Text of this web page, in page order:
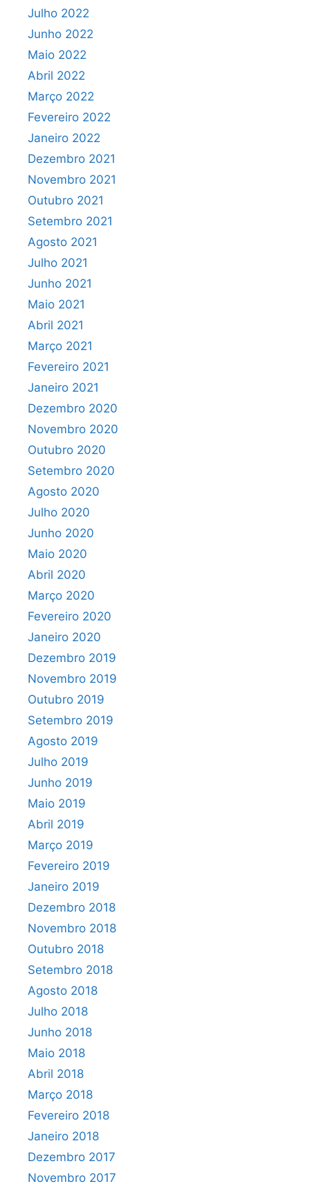
Julho 2022
Junho 2022
Maio 2022
Abril 2022
Março 2022
Fevereiro 2022
Janeiro 2022
Dezembro 2021
Novembro 2021
Outubro 2021
Setembro 2021
Agosto 2021
Julho 2021
Junho 2021
Maio 2021
Abril 2021
Março 2021
Fevereiro 2021
Janeiro 2021
Dezembro 2020
Novembro 2020
Outubro 2020
Setembro 2020
Agosto 2020
Julho 2020
Junho 2020
Maio 2020
Abril 2020
Março 2020
Fevereiro 2020
Janeiro 2020
Dezembro 2019
Novembro 2019
Outubro 2019
Setembro 2019
Agosto 2019
Julho 2019
Junho 2019
Maio 2019
Abril 2019
Março 2019
Fevereiro 2019
Janeiro 2019
Dezembro 2018
Novembro 2018
Outubro 2018
Setembro 2018
Agosto 2018
Julho 2018
Junho 2018
Maio 2018
Abril 2018
Março 2018
Fevereiro 2018
Janeiro 2018
Dezembro 2017
Novembro 2017